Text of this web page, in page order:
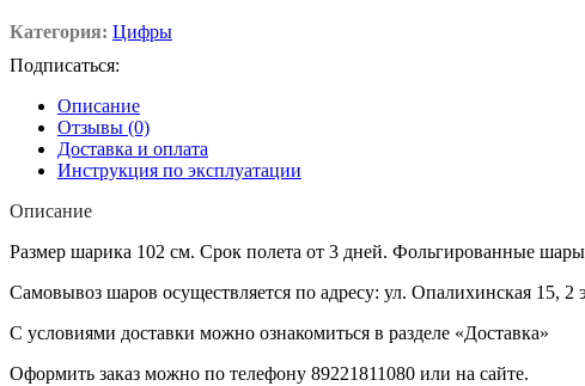
Категория: Цифры
Подписаться:
Описание
Отзывы (0)
Доставка и оплата
Инструкция по эксплуатации
Описание
Размер шарика 102 см. Срок полета от 3 дней. Фольгированные
Самовывоз шаров осуществляется по адресу: ул. Опалихинская 15, 2
С условиями доставки можно ознакомиться в разделе «Доставка»
Оформить заказ можно по телефону 89221811080 или на сайте.